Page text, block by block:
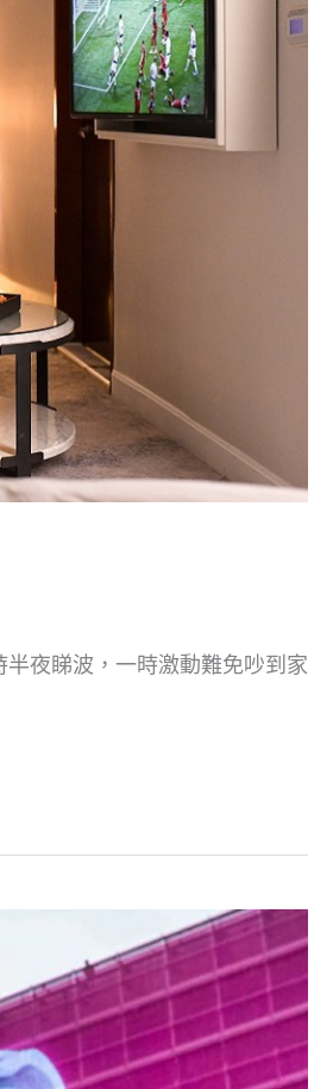
夜睇波，一時激動難免吵到家